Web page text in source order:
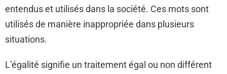
entendus et utilisés dans la société. Ces mots sont
utilisés de manière inappropriée dans plusieurs
situations.
L’égalité signifie un traitement égal ou non différent